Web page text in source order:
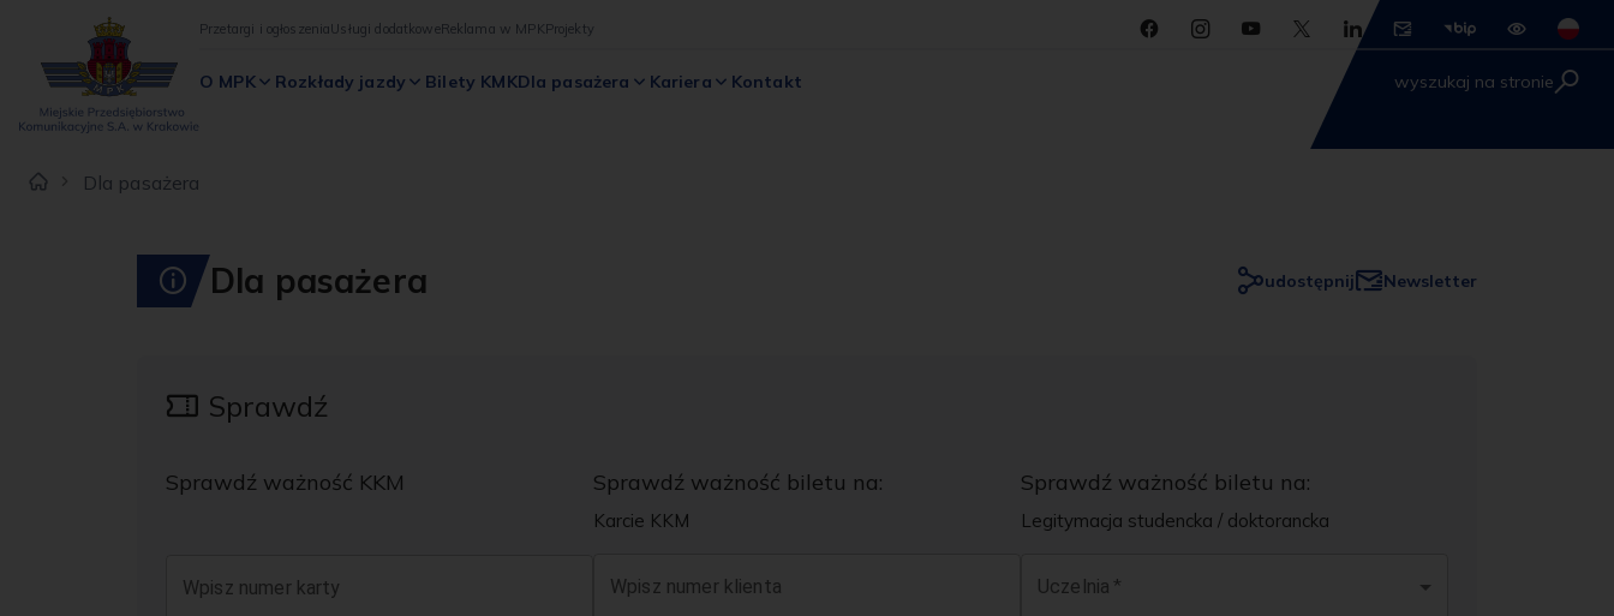
Przetargi i ogłoszeniaUsługi dodatkoweReklama w MPKProjekty
O MPK Rozkłady jazdy Bilety KMKDla pasażera Kariera Kontakt wyszukaj na stronie
Dla pasażera
Dla pasażera udostępnij Newsletter
Sprawdź
Sprawdź ważność KKM
Wpisz numer karty
Sprawdź ważność biletu na:
Karcie KKM
Wpisz numer klienta
Sprawdź ważność biletu na:
Legitymacja studencka / doktorancka
Uczelnia *